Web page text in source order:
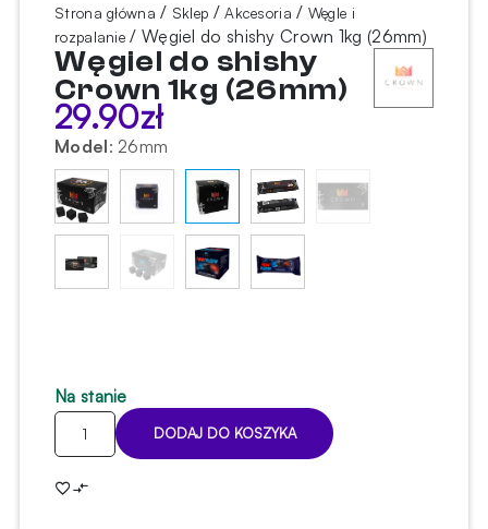
Strona główna / Sklep /Akcesoria / Węgle i
rozpalanie / Węgiel do shishy Crown 1kg (26mm)
Węgiel do shishy
Crown 1kg (26mm)
29.90zł
Model: 26mm
Na stanie
ilość
Węgiel
shishy
DODAJ DO KOSZYKA